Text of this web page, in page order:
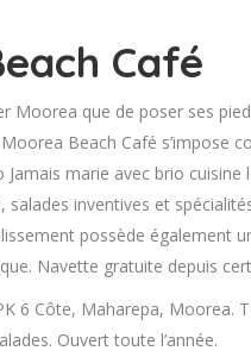
Café
Moorea que de poser ses
Beach Café s’impose
marie avec brio
salades inventives et
possède également
Navette gratuite depuis
6 Côte, Maharepa, Moorea.
Ouvert toute l’année.